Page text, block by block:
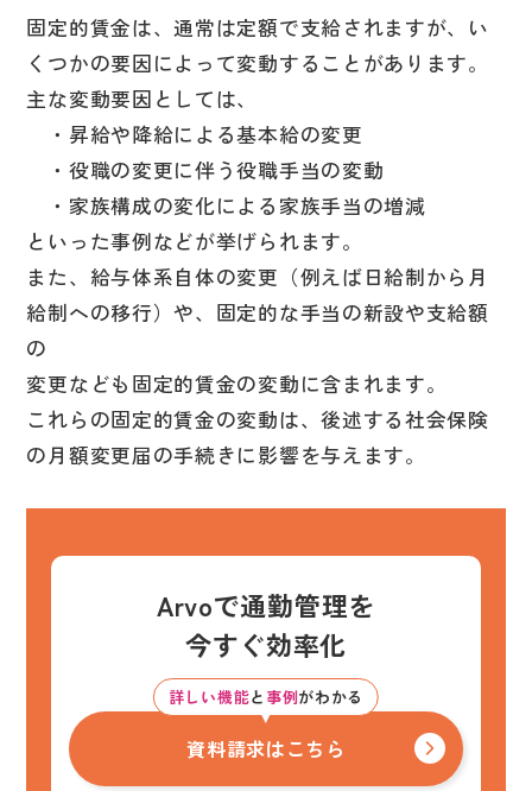
固定的賃金は、通常は定額で支給されますが、い
くつかの要因によって変動することがあります。
主な変動要因としては、
・昇給や降給による基本給の変更
・役職の変更に伴う役職手当の変動
・家族構成の変化による家族手当の増減
といった事例などが挙げられます。
また、給与体系自体の変更（例えば日給制から月
給制への移行）や、固定的な手当の新設や支給額
の
変更なども固定的賃金の変動に含まれます。
これらの固定的賃金の変動は、後述する社会保険
の月額変更届の手続きに影響を与えます。
Arvoで通勤管理を
今すぐ効率化
詳しい機能と 事例がわかる
資料請求はこちら